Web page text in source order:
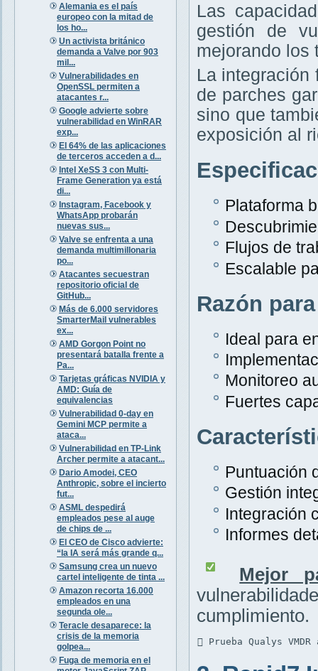
Alemania es el país
europeo con la mitad de
los ho...
Un activista británico
demanda a Valve por 903
mil...
Vulnerabilidades en
OpenSSL permiten a
atacantes r...
Google advierte sobre
vulnerabilidad en WinRAR
exp...
El 64% de las aplicaciones
de terceros acceden a d...
Intel XeSS 3 con Multi-
Frame Generation ya está
di...
Instagram, Facebook y
WhatsApp probarán
nuevas sus...
Valve se enfrenta a una
demanda multimillonaria
po...
Atacantes secuestran
repositorio oficial de
GitHub...
Más de 6.000 servidores
SmarterMail vulnerables
ex...
AMD Gorgon Point no
presentará batalla frente a
Pa...
Tarjetas gráficas NVIDIA y
AMD: Guía de
equivalencias
Vulnerabilidad 0-day en
Gemini MCP permite a
ataca...
Vulnerabilidad en TP-Link
Archer permite a atacant...
Dario Amodei, CEO
Anthropic, sobre el incierto
fut...
ASML despedirá
empleados pese al auge
de chips de ...
El CEO de Cisco advierte:
“la IA será más grande q...
Samsung crea un nuevo
cartel inteligente de tinta ...
Amazon recorta 16.000
empleados en una
segunda ole...
Teracle desaparece: la
crisis de la memoria
golpea...
Fuga de memoria en el
Las
gestión de
mejorando los
La integración
de parches
sino que
exposición al
Plataforma
Flujos de
Escalable
Razón
Ideal para
Monitoreo
Fuertes
Puntuación
Gestión
Integración
Informes
Mejor
cumplimiento.
 Prueba Qualys